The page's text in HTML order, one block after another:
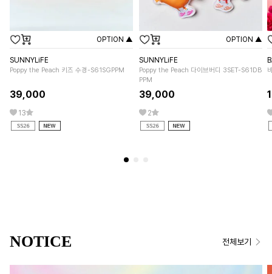
OPTION ▲
SUNNYLiFE
Poppy the Peach 키즈 수경-S61SGPPM
39,000
13
OPTION ▲
SUNNYLiFE
Poppy the Peach 다이브버디 3SET-S61DB
PPM
39,000
2
NOTICE 전체보기